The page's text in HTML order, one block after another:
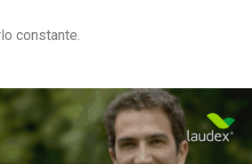
constante.